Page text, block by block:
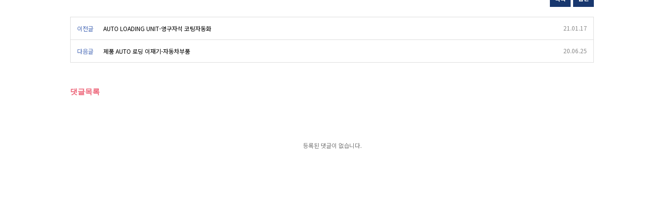
이전글 AUTO LOADING UNIT-영구자석 코팅자동화 21.01.17
다음글 제품 AUTO 로딩 이재기-자동차부품 20.06.25
댓글목록
등록된 댓글이 없습니다.